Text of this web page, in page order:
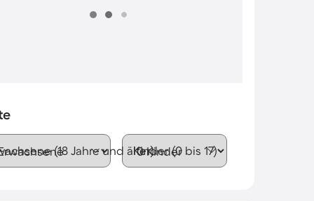
(18 Jahre und älter)Kinder (0 bis 17)